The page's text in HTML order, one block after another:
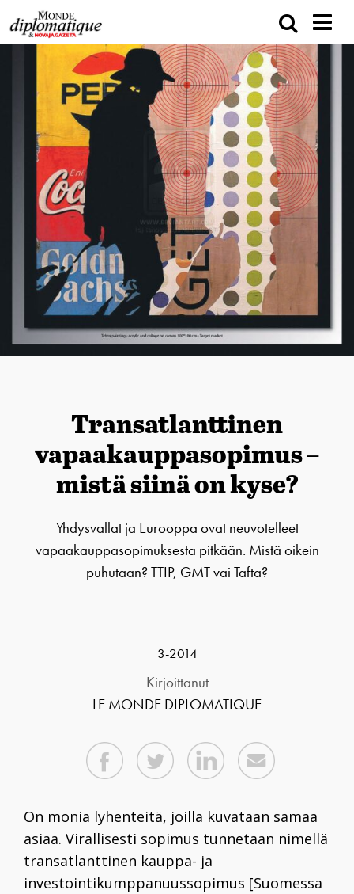
Trans­atlanttinen
vapaakauppa­sopimus –
mistä siinä on kyse?
Yhdysvallat ja Eurooppa ovat neuvotelleet
vapaakauppasopimuksesta pitkään. Mistä oikein
puhutaan? TTIP, GMT vai Tafta?
3-2014
Kirjoittanut
LE MONDE DIPLOMATIQUE
On monia lyhenteitä, joilla kuvataan samaa
asiaa. Virallisesti sopimus tunnetaan nimellä
transatlanttinen kauppa- ja
investointikumppanuussopimus [Suomessa